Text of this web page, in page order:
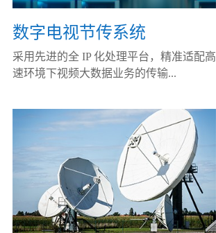
数字电视节传系统
采用先进的全 IP 化处理平台，精准适配高
速环境下视频大数据业务的传输...